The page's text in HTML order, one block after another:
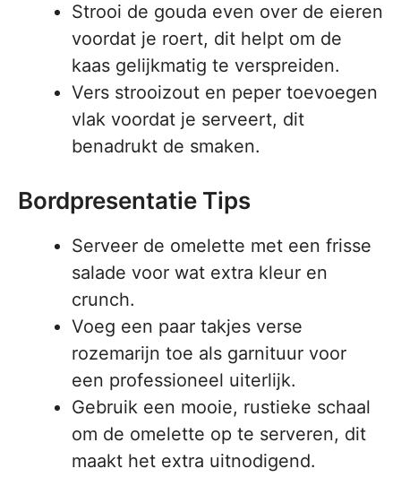
Strooi de gouda even over de eieren
voordat je roert, dit helpt om de
kaas gelijkmatig te verspreiden.
Vers strooizout en peper toevoegen
vlak voordat je serveert, dit
benadrukt de smaken.
Bordpresentatie Tips
Serveer de omelette met een frisse
salade voor wat extra kleur en
crunch.
Voeg een paar takjes verse
rozemarijn toe als garnituur voor
een professioneel uiterlijk.
Gebruik een mooie, rustieke schaal
om de omelette op te serveren, dit
maakt het extra uitnodigend.